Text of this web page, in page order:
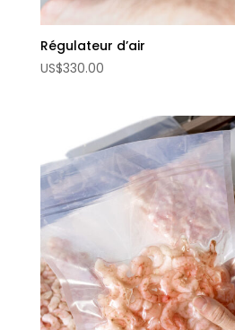
Régulateur d’air
US$330.00